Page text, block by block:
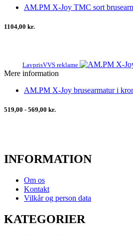
AM.PM X-Joy TMC sort
1104,00 kr.
LavprisVVS reklame
Mere information
AM.PM X-Joy brusearmatur i
519,00 - 569,00 kr.
INFORMATION
Om os
Kontakt
Vilkår og person data
KATEGORIER